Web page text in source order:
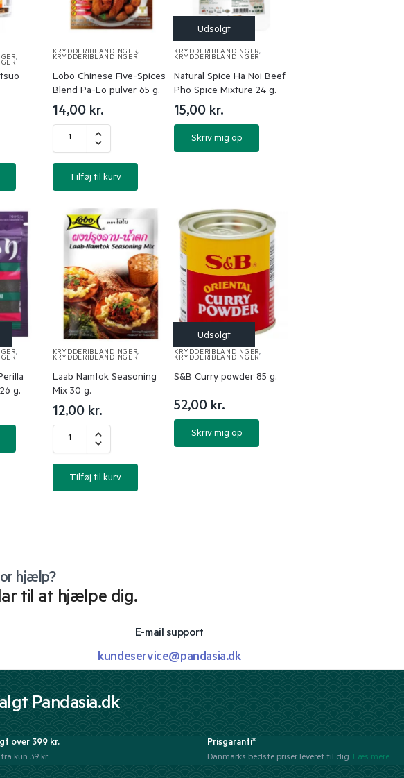
,
KRYDDERIBLANDINGER,
KRYDDERIBLANDINGER
Lobo Chinese Five-Spices
Blend Pa-Lo pulver 65 g.
14,00 kr.
Tilføj til kurv
KRYDDERIBLANDINGER,
KRYDDERIBLANDINGER
Natural Spice Ha Noi Beef
Pho Spice Mixture 24 g.
15,00 kr.
Skriv mig op
,
g.
KRYDDERIBLANDINGER,
KRYDDERIBLANDINGER
Laab Namtok Seasoning
Mix 30 g.
12,00 kr.
Tilføj til kurv
KRYDDERIBLANDINGER,
KRYDDERIBLANDINGER
S&B Curry powder 85 g.
52,00 kr.
Skriv mig op
hjælp?
til at hjælpe dig.
E-mail support
kundeservice@pandasia.dk
Pandasia.dk
over 399 kr.
kun 39 kr.
Prisgaranti*
Danmarks bedste priser leveret til dig. Læs mere